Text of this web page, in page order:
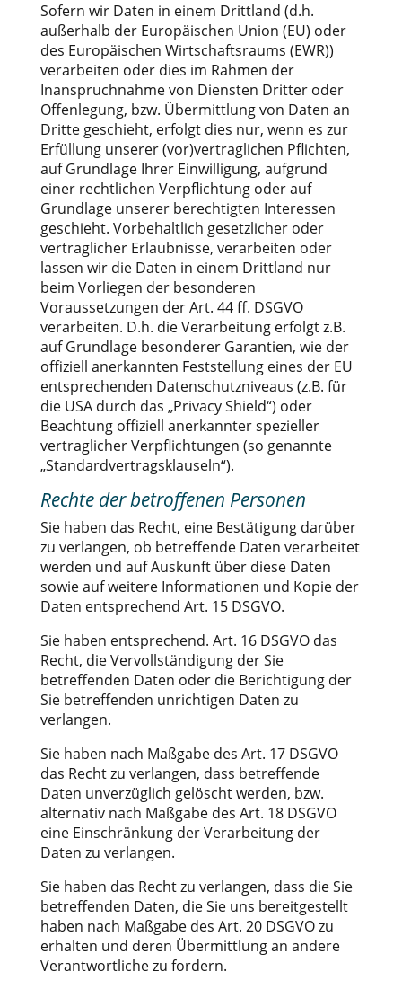
Sofern wir Daten in einem Drittland (d.h.
außerhalb der Europäischen Union (EU) oder
des Europäischen Wirtschaftsraums (EWR))
verarbeiten oder dies im Rahmen der
Inanspruchnahme von Diensten Dritter oder
Offenlegung, bzw. Übermittlung von Daten an
Dritte geschieht, erfolgt dies nur, wenn es zur
Erfüllung unserer (vor)vertraglichen Pflichten,
auf Grundlage Ihrer Einwilligung, aufgrund
einer rechtlichen Verpflichtung oder auf
Grundlage unserer berechtigten Interessen
geschieht. Vorbehaltlich gesetzlicher oder
vertraglicher Erlaubnisse, verarbeiten oder
lassen wir die Daten in einem Drittland nur
beim Vorliegen der besonderen
Voraussetzungen der Art. 44 ff. DSGVO
verarbeiten. D.h. die Verarbeitung erfolgt z.B.
auf Grundlage besonderer Garantien, wie der
offiziell anerkannten Feststellung eines der EU
entsprechenden Datenschutzniveaus (z.B. für
die USA durch das „Privacy Shield“) oder
Beachtung offiziell anerkannter spezieller
vertraglicher Verpflichtungen (so genannte
„Standardvertragsklauseln“).
Rechte der betroffenen Personen
Sie haben das Recht, eine Bestätigung darüber
zu verlangen, ob betreffende Daten verarbeitet
werden und auf Auskunft über diese Daten
sowie auf weitere Informationen und Kopie der
Daten entsprechend Art. 15 DSGVO.
Sie haben entsprechend. Art. 16 DSGVO das
Recht, die Vervollständigung der Sie
betreffenden Daten oder die Berichtigung der
Sie betreffenden unrichtigen Daten zu
verlangen.
Sie haben nach Maßgabe des Art. 17 DSGVO
das Recht zu verlangen, dass betreffende
Daten unverzüglich gelöscht werden, bzw.
alternativ nach Maßgabe des Art. 18 DSGVO
eine Einschränkung der Verarbeitung der
Daten zu verlangen.
Sie haben das Recht zu verlangen, dass die Sie
betreffenden Daten, die Sie uns bereitgestellt
haben nach Maßgabe des Art. 20 DSGVO zu
erhalten und deren Übermittlung an andere
Verantwortliche zu fordern.